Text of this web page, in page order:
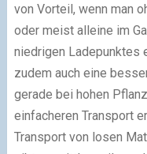
von Vorteil, wenn man
oder meist alleine im
niedrigen Ladepunktes
zudem auch eine
gerade bei hohen
einfacheren Transport
Transport von losen